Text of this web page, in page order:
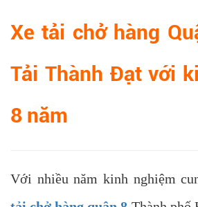
Xe tải chở hàng
Tải Thành Đạt với
8 năm
Với nhiều năm kinh nghiệm